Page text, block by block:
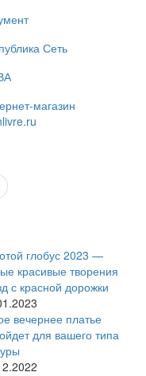
Сеть
магазин
глобус 2023 —
красивые творения
с красной дорожки
вечернее платье
для вашего типа